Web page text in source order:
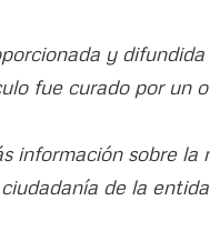
y
fue curado por un
información sobre la
de la